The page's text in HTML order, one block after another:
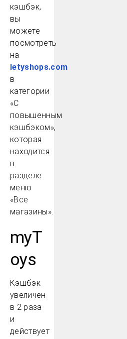
кэшбэк,
вы
можете
посмотреть
на
lеtyshоps.соm
в
категории
«С
повышенным
кэшбэком»,
которая
находится
в
разделе
меню
«Все
магазины».
myT
oys
Кэшбэк
увеличен
в 2 раза
и
действует